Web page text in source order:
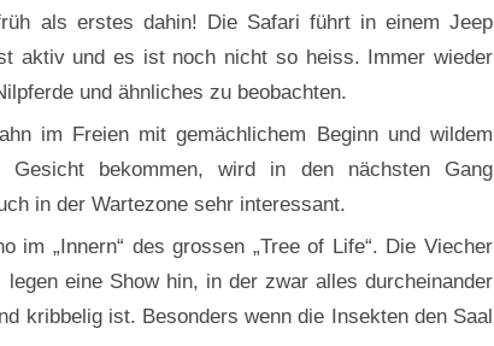
als erstes dahin! Die Safari führt in einem Jeep
aktiv und es ist noch nicht so heiss. Immer wieder
und ähnliches zu beobachten.
im Freien mit gemächlichem Beginn und wildem
bekommen, wird in den nächsten Gang
in der Wartezone sehr interessant.
im „Innern“ des grossen „Tree of Life“. Die Viecher
legen eine Show hin, in der zwar alles durcheinander
kribbelig ist. Besonders wenn die Insekten den Saal